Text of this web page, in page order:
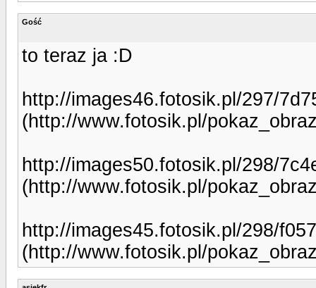
Gość
to teraz ja :D
http://images46.fotosik.pl/297/
(http://www.fotosik.pl/
http://images50.fotosik.pl/298/
(http://www.fotosik.pl/
http://images45.fotosik.pl/298/
(http://www.fotosik.pl/